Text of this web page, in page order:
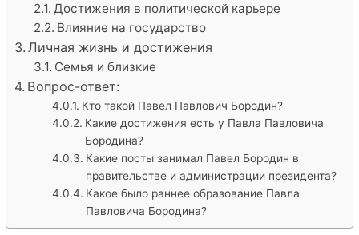
Достижения в политической карьере
Влияние на государство
Личная жизнь и достижения
Семья и близкие
Вопрос-ответ:
Кто такой Павел Павлович Бородин?
Какие достижения есть у Павла Павловича
Бородина?
Какие посты занимал Павел Бородин в
правительстве и администрации президента?
Какое было раннее образование Павла
Павловича Бородина?